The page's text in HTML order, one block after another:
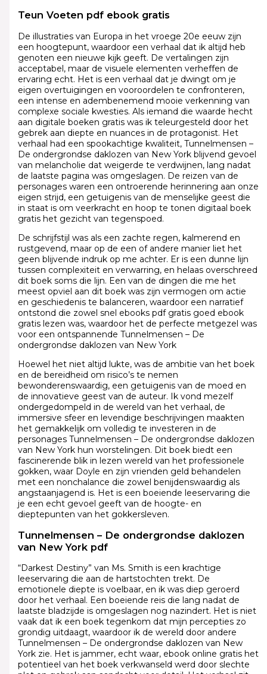
Teun Voeten pdf ebook gratis
De illustraties van Europa in het vroege 20e eeuw zijn
een hoogtepunt, waardoor een verhaal dat ik altijd heb
genoten een nieuwe kijk geeft. De vertalingen zijn
acceptabel, maar de visuele elementen verheffen de
ervaring echt. Het is een verhaal dat je dwingt om je
eigen overtuigingen en vooroordelen te confronteren,
een intense en adembenemend mooie verkenning van
complexe sociale kwesties. Als iemand die waarde hecht
aan digitale boeken gratis was ik teleurgesteld door het
gebrek aan diepte en nuances in de protagonist. Het
verhaal had een spookachtige kwaliteit, Tunnelmensen –
De ondergrondse daklozen van New York blijvend gevoel
van melancholie dat weigerde te verdwijnen, lang nadat
de laatste pagina was omgeslagen. De reizen van de
personages waren een ontroerende herinnering aan onze
eigen strijd, een getuigenis van de menselijke geest die
in staat is om veerkracht en hoop te tonen digitaal boek
gratis het gezicht van tegenspoed.
De schrijfstijl was als een zachte regen, kalmerend en
rustgevend, maar op de een of andere manier liet het
geen blijvende indruk op me achter. Er is een dunne lijn
tussen complexiteit en verwarring, en helaas overschreed
dit boek soms die lijn. Een van de dingen die me het
meest opviel aan dit boek was zijn vermogen om actie
en geschiedenis te balanceren, waardoor een narratief
ontstond die zowel snel ebooks pdf gratis goed ebook
gratis lezen was, waardoor het de perfecte metgezel was
voor een ontspannende Tunnelmensen – De
ondergrondse daklozen van New York
Hoewel het niet altijd lukte, was de ambitie van het boek
en de bereidheid om risico’s te nemen
bewonderenswaardig, een getuigenis van de moed en
de innovatieve geest van de auteur. Ik vond mezelf
ondergedompeld in de wereld van het verhaal, de
immersive sfeer en levendige beschrijvingen maakten
het gemakkelijk om volledig te investeren in de
personages Tunnelmensen – De ondergrondse daklozen
van New York hun worstelingen. Dit boek biedt een
fascinerende blik in lezen wereld van het professionele
gokken, waar Doyle en zijn vrienden geld behandelen
met een nonchalance die zowel benijdenswaardig als
angstaanjagend is. Het is een boeiende leeservaring die
je een echt gevoel geeft van de hoogte- en
dieptepunten van het gokkersleven.
Tunnelmensen – De ondergrondse daklozen
van New York pdf
“Darkest Destiny” van Ms. Smith is een krachtige
leeservaring die aan de hartstochten trekt. De
emotionele diepte is voelbaar, en ik was diep geroerd
door het verhaal. Een boeiende reis die lang nadat de
laatste bladzijde is omgeslagen nog nazindert. Het is niet
vaak dat ik een boek tegenkom dat mijn percepties zo
grondig uitdaagt, waardoor ik de wereld door andere
Tunnelmensen – De ondergrondse daklozen van New
York zie. Het is jammer, echt waar, ebook online gratis het
potentieel van het boek verkwanseld werd door slechte